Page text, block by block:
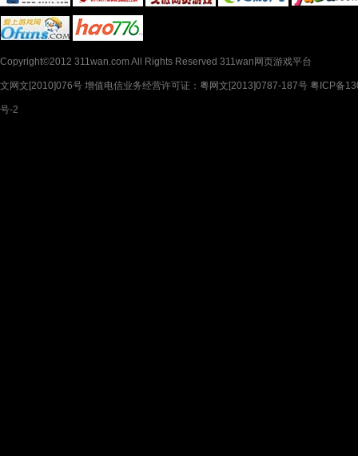
Copyright©2012 311wan.com All Rights Reserved 311wan网页游戏平台
文网文[2010]076号 增值电信业务经营许可证：粤网文[2013]0787-187号 粤ICP备
号-2